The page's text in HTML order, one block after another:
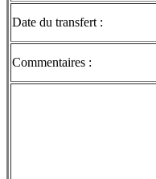
Date du transfert :
Commentaires :